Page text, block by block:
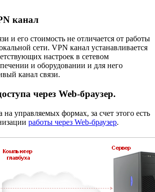
канал
и его стоимость не отличается от работы
сети. VPN канал устанавливается
настроек в сетевом
и оборудовании и для него
канал связи.
через Web-браузер.
на управляемых формах, за счет этого есть
работы через Web-браузер.